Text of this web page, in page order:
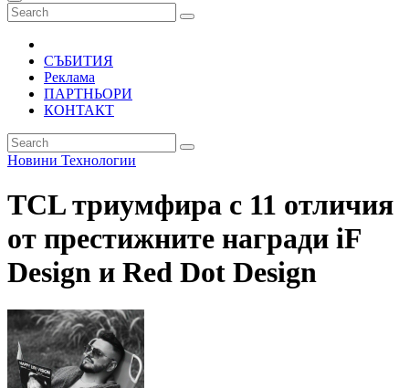
СЪБИТИЯ
Реклама
ПАРТНЬОРИ
КОНТАКТ
Новини Технологии
TCL триумфира с 11 отличия
от престижните награди iF
Design и Red Dot Design